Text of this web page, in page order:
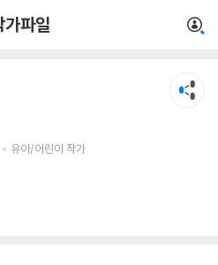
가파일
유아/어린이 작가